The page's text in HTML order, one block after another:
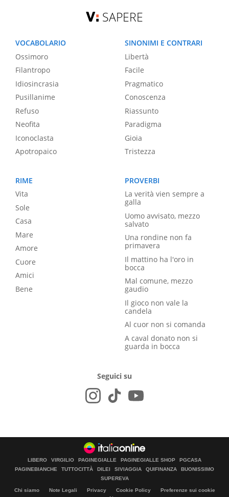
SAPERE
VOCABOLARIO
Ossimoro
Filantropo
Idiosincrasia
Pusillanime
Refuso
Neofita
Iconoclasta
Apotropaico
SINONIMI E CONTRARI
Libertà
Facile
Pragmatico
Conoscenza
Riassunto
Paradigma
Gioia
Tristezza
RIME
Vita
Sole
Casa
Mare
Amore
Cuore
Amici
Bene
PROVERBI
La verità vien sempre a
galla
Uomo avvisato, mezzo
salvato
Una rondine non fa
primavera
Il mattino ha l'oro in
bocca
Mal comune, mezzo
gaudio
Il gioco non vale la
candela
Al cuor non si comanda
A caval donato non si
guarda in bocca
Seguici su
LIBERO VIRGILIO PAGINEGIALLE PAGINEGIALLE SHOP
PGCASA
PAGINEBIANCHE
TUTTOCITTÀ DILEI SIVIAGGIA QUIFINANZA
BUONISSIMO
SUPEREVA
Chi siamo Note Legali Privacy Cookie Policy
Preferenze sui cookie